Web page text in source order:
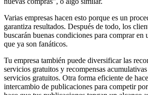
Varias empresas hacen esto porque es un
garantiza resultados. Después de todo, los
buscarán buenas condiciones para comprar en
que ya son fanáticos.
Tu empresa también puede diversificar las
servicios gratuitos y recompensas
servicios gratuitos. Otra forma eficiente de
intercambio de publicaciones para competir